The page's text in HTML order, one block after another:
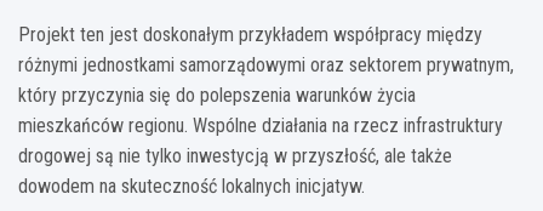
Projekt ten jest doskonałym przykładem współpracy między
różnymi jednostkami samorządowymi oraz sektorem prywatnym,
który przyczynia się do polepszenia warunków życia
mieszkańców regionu. Wspólne działania na rzecz infrastruktury
drogowej są nie tylko inwestycją w przyszłość, ale także
dowodem na skuteczność lokalnych inicjatyw.